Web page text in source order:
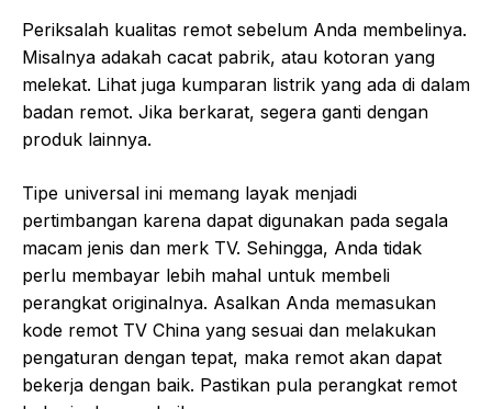
Periksalah kualitas remot sebelum Anda membelinya.
Misalnya adakah cacat pabrik, atau kotoran yang
melekat. Lihat juga kumparan listrik yang ada di dalam
badan remot. Jika berkarat, segera ganti dengan
produk lainnya.
Tipe universal ini memang layak menjadi
pertimbangan karena dapat digunakan pada segala
macam jenis dan merk TV. Sehingga, Anda tidak
perlu membayar lebih mahal untuk membeli
perangkat originalnya. Asalkan Anda memasukan
kode remot TV China yang sesuai dan melakukan
pengaturan dengan tepat, maka remot akan dapat
bekerja dengan baik. Pastikan pula perangkat remot